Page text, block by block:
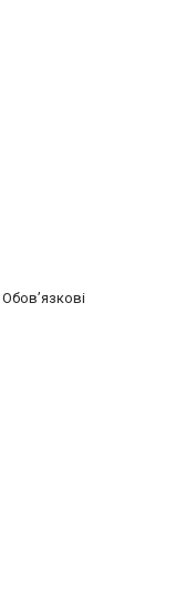
Обов’язкові